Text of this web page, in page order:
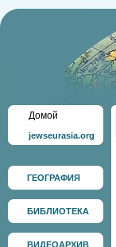
Домой
jewseurasia.org
ГЕОГРАФИЯ
БИБЛИОТЕКА
ВИДЕОАРХИВ